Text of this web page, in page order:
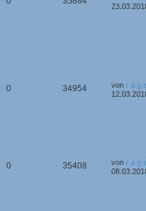
0 34954 von r a g
0 35408 von r a g